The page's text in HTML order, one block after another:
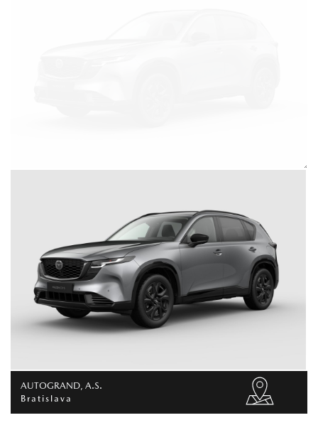
AUTOGRAND, A.S.
Bratislava